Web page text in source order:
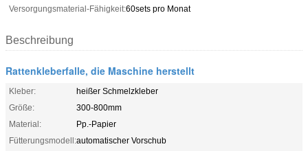
Versorgungsmaterial-Fähigkeit:60sets pro Monat
Beschreibung
Rattenkleberfalle, die Maschine herstellt
Kleber:
heißer Schmelzkleber
Größe:
300-800mm
Material:
Pp.-Papier
Fütterungsmodell:automatischer Vorschub